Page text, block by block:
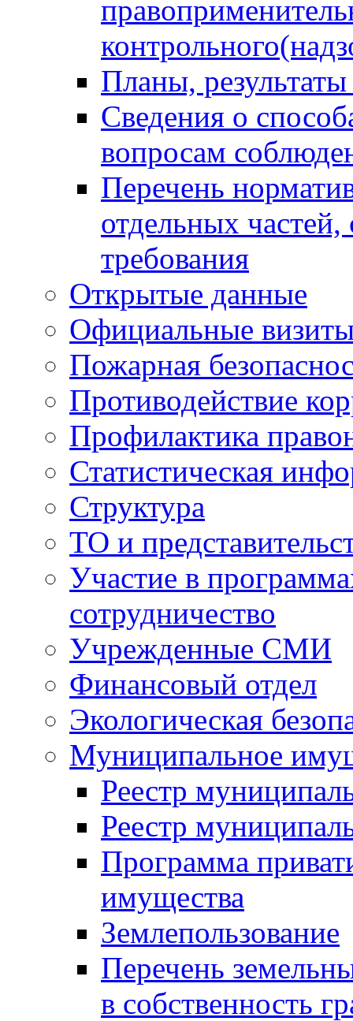
Планы,
Сведения о
вопросам
Перечень
отдельных
требования
Открытые данные
Официальные
Пожарная
Противодействие
Профилактика
Статистическая
Структура
ТО и
Участие в
сотрудничество
Учрежденные СМИ
Финансовый отдел
Экологическая
Муниципальное
Реестр
Реестр
Программа
имущества
Землепользование
Перечень
в собственность